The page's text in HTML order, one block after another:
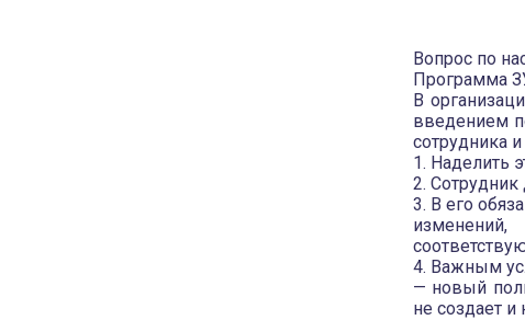
Вопрос по
Программа
В
введением
сотрудника
1. Наделить
2. Сотрудник
3. В его
4. Важным
— новый
не создает